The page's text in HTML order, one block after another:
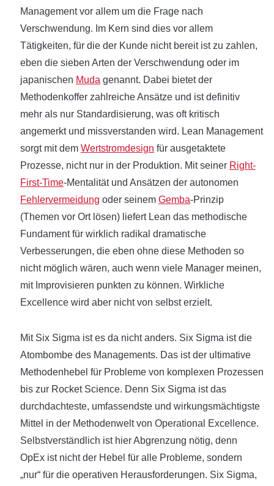
Management vor allem um die Frage nach
Verschwendung. Im Kern sind dies vor allem
Tätigkeiten, für die der Kunde nicht bereit ist zu zahlen,
eben die sieben Arten der Verschwendung oder im
japanischen Muda genannt. Dabei bietet der
Methodenkoffer zahlreiche Ansätze und ist definitiv
mehr als nur Standardisierung, was oft kritisch
angemerkt und missverstanden wird. Lean Management
sorgt mit dem Wertstromdesign für ausgetaktete
Prozesse, nicht nur in der Produktion. Mit seiner Right-
First-Time-Mentalität und Ansätzen der autonomen
Fehlervermeidung oder seinem Gemba-Prinzip
(Themen vor Ort lösen) liefert Lean das methodische
Fundament für wirklich radikal dramatische
Verbesserungen, die eben ohne diese Methoden so
nicht möglich wären, auch wenn viele Manager meinen,
mit Improvisieren punkten zu können. Wirkliche
Excellence wird aber nicht von selbst erzielt.
Mit Six Sigma ist es da nicht anders. Six Sigma ist die
Atombombe des Managements. Das ist der ultimative
Methodenhebel für Probleme von komplexen Prozessen
bis zur Rocket Science. Denn Six Sigma ist das
durchdachteste, umfassendste und wirkungsmächtigste
Mittel in der Methodenwelt von Operational Excellence.
Selbstverständlich ist hier Abgrenzung nötig, denn
OpEx ist nicht der Hebel für alle Probleme, sondern
„nur“ für die operativen Herausforderungen. Six Sigma,